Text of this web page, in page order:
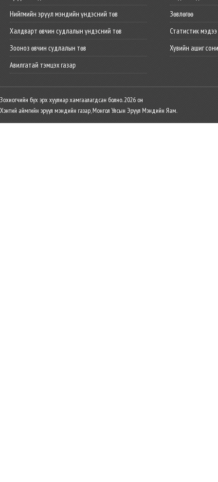
Нийгмийн эрүүл мэндийн үндэсний төв
Халдварт өвчин судлалын үндэсний төв
Зооноз өвчин судлалын төв
Авилгатай тэмцэх газар
Зөвлөгөө
Статистик мэдээ
Хувийн ашиг
Зохиогчийн бүх эрх хуулиар хамгаалагдсан болно. 2026 он
Хэнтий аймгийн эрүүл мэндийн газар, Монгол Улсын Эрүүл Мэндийн Яам.